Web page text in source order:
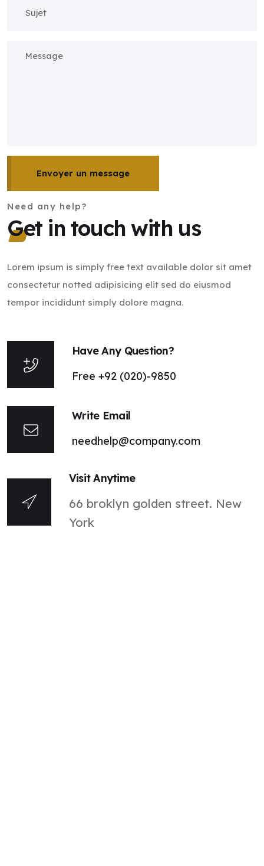
Envoyer un message
Need any help?
Get in touch with us
Lorem ipsum is simply free text available dolor sit amet
consectetur notted adipisicing elit sed do eiusmod
tempor incididunt simply dolore magna.
Have Any Question?
Free +92 (020)-9850
Write Email
needhelp@company.com
Visit Anytime
66 broklyn golden street. New
York